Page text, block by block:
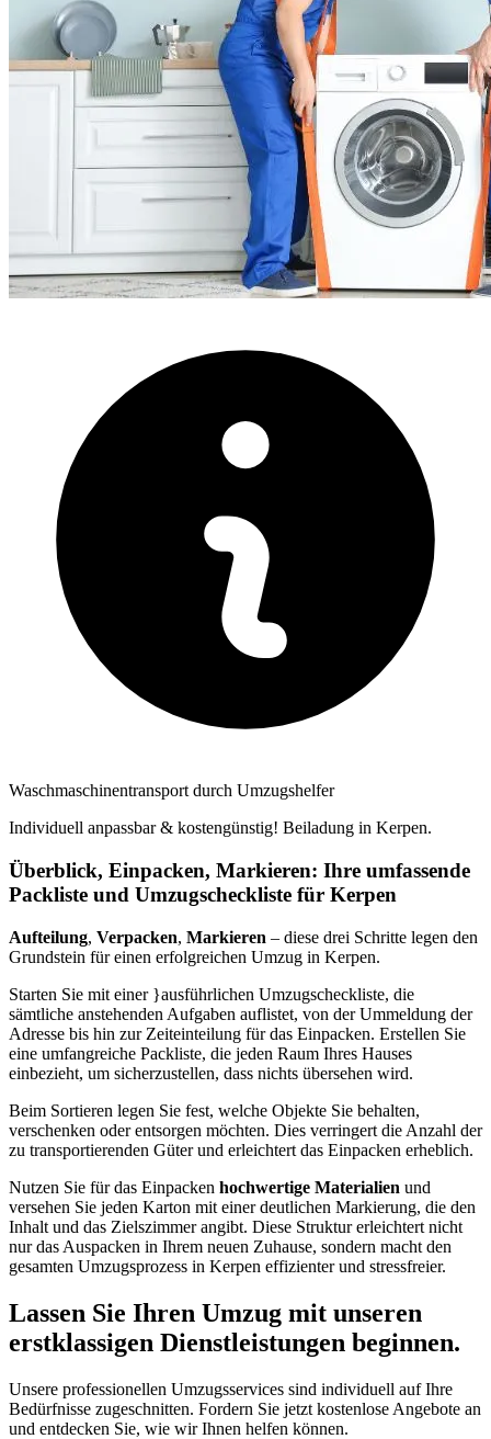
Waschmaschinentransport durch Umzugshelfer
Individuell anpassbar & kostengünstig! Beiladung in Kerpen.
Überblick, Einpacken, Markieren: Ihre umfassende
Packliste und Umzugscheckliste für Kerpen
Aufteilung, Verpacken, Markieren – diese drei Schritte legen den
Grundstein für einen erfolgreichen Umzug in Kerpen.
Starten Sie mit einer }ausführlichen Umzugscheckliste, die
sämtliche anstehenden Aufgaben auflistet, von der Ummeldung der
Adresse bis hin zur Zeiteinteilung für das Einpacken. Erstellen Sie
eine umfangreiche Packliste, die jeden Raum Ihres Hauses
einbezieht, um sicherzustellen, dass nichts übersehen wird.
Beim Sortieren legen Sie fest, welche Objekte Sie behalten,
verschenken oder entsorgen möchten. Dies verringert die Anzahl der
zu transportierenden Güter und erleichtert das Einpacken erheblich.
Nutzen Sie für das Einpacken hochwertige Materialien und
versehen Sie jeden Karton mit einer deutlichen Markierung, die den
Inhalt und das Zielszimmer angibt. Diese Struktur erleichtert nicht
nur das Auspacken in Ihrem neuen Zuhause, sondern macht den
gesamten Umzugsprozess in Kerpen effizienter und stressfreier.
Lassen Sie Ihren Umzug mit unseren
erstklassigen Dienstleistungen beginnen.
Unsere professionellen Umzugsservices sind individuell auf Ihre
Bedürfnisse zugeschnitten. Fordern Sie jetzt kostenlose Angebote an
und entdecken Sie, wie wir Ihnen helfen können.